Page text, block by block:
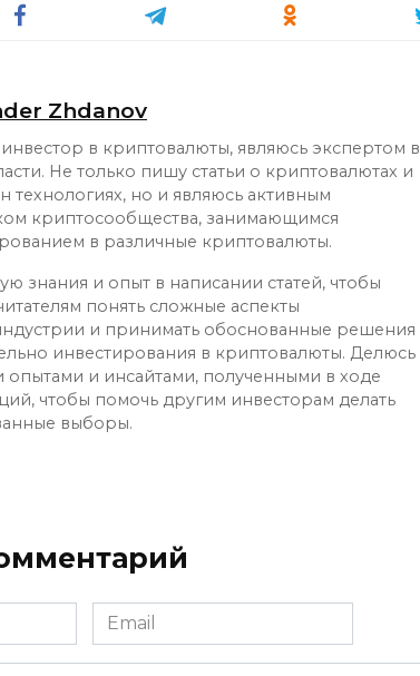
Zhdanov
в криптовалюты, являюсь экспертом в
Не только пишу статьи о криптовалютах и
технологиях, но и являюсь активным
криптосообщества, занимающимся
в различные криптовалюты.
знания и опыт в написании статей, чтобы
понять сложные аспекты
и принимать обоснованные решения
инвестирования в криптовалюты. Делюсь
опытами и инсайтами, полученными в ходе
чтобы помочь другим инвесторам делать
выборы.
Email
*